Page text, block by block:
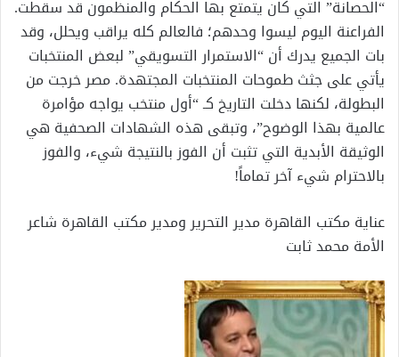
“الحصانة” التي كان يتمتع بها الحكام والمنظمون قد سقطت.
الفراعنة اليوم ليسوا وحدهم؛ فالعالم كله يراقب ويحلل، وقد
بات الجميع يدرك أن “الاستمرار التسويقي” لبعض المنتخبات
يأتي على جثث طموحات المنتخبات المجتهدة. مصر خرجت من
البطولة، لكنها دخلت التاريخ كـ “أول منتخب يواجه مؤامرة
عالمية بهذا الوضوح”، وتبقى هذه الشهادات الصحفية هي
الوثيقة الأبدية التي تثبت أن الفوز بالنتيجة شيء، والفوز
بالاحترام شيء آخر تماماً!
عناية مكتب القاهرة مدير التحرير ومدير مكتب القاهرة شاعر
الأمة محمد ثابت